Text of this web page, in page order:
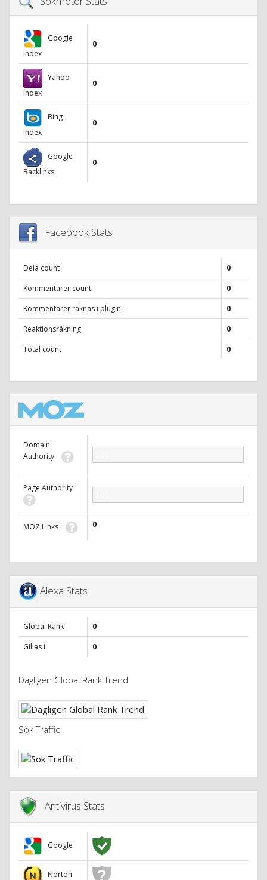
Google
Index
0
Yahoo
Index
0
Bing
Index
0
Google
Backlinks
0
Facebook Stats
Dela count
0
Kommentarer count
0
Kommentarer räknas i plugin
0
Reaktionsräkning
0
Total count
0
Domain
Authority
Page Authority
MOZ Links 0
Alexa Stats
Global Rank
0
Gillas i
0
Dagligen Global Rank Trend
Sök Traffic
Antivirus Stats
Google
Norton